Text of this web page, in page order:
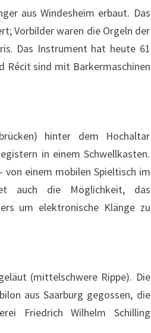
aus Windesheim erbaut. Das
Vorbilder waren die Orgeln der
Das Instrument hat heute 61
Récit sind mit Barkermaschinen
hinter dem Hochaltar
in einem Schwellkasten.
einem mobilen Spieltisch im
auch die Möglichkeit, das
um elektronische Klänge zu
(mittelschwere Rippe). Die
aus Saarburg gegossen, die
Friedrich Wilhelm Schilling